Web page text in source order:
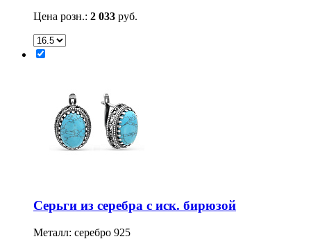
Цена розн.: 2 033 руб.
Серьги из серебра с иск. бирюзой
Металл: серебро 925